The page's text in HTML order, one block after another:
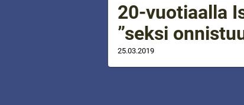
20-vuotiaalla
”seksi
25.03.2019